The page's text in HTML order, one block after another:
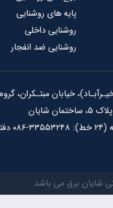
پایه های روشنایی
روشنایی داخلی
روشنایی ضد انفجار
۰۲۱
شایان برق می باشد.